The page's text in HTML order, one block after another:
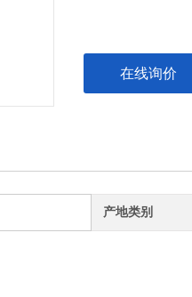
在线询价
产地类别